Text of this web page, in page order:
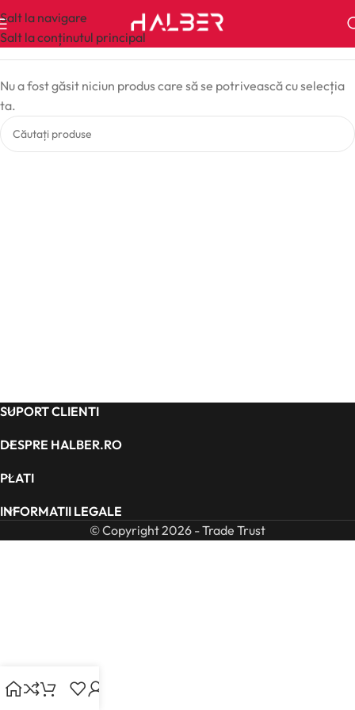
Salt la navigare
Salt la conținutul principal
Nu a fost găsit niciun produs care să se potrivească cu selecția
ta.
SUPORT CLIENTI
DESPRE HALBER.RO
PLATI
INFORMATII LEGALE
© Copyright 2026 - Trade Trust